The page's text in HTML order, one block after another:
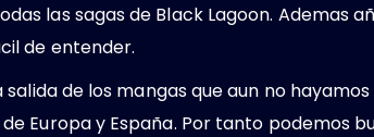
las sagas de Black Lagoon. Ademas
de entender.
de los mangas que aun no
Europa y España. Por tanto podemos